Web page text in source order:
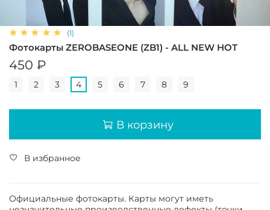
(1)
Фотокарты ZEROBASEONE (ZB1) - ALL NEW HOT
450 ₽
1 2 3 4 5 6 7 8 9
В корзину
В избранное
Официальные фотокарты. Карты могут иметь